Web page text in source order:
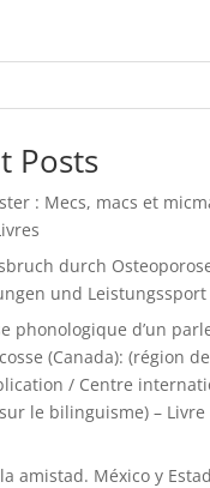
Posts
: Mecs, macs et
durch
und Leistungssport
phonologique d’un
(Canada): (région
/ Centre
le bilinguisme) –
amistad. México y